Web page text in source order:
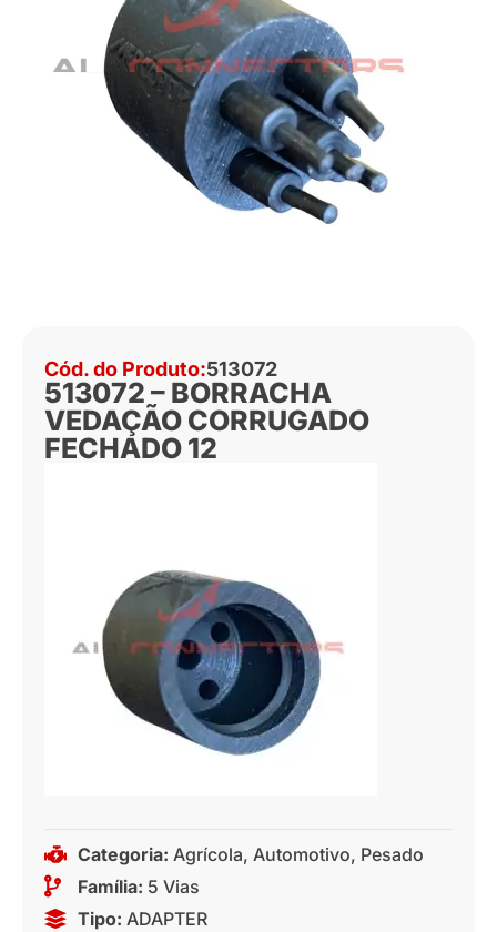
Cód. do Produto:513072
513072 – BORRACHA
VEDAÇÃO CORRUGADO
FECHADO 12
Categoria: Agrícola, Automotivo, Pesado
Família: 5 Vias
Tipo: ADAPTER